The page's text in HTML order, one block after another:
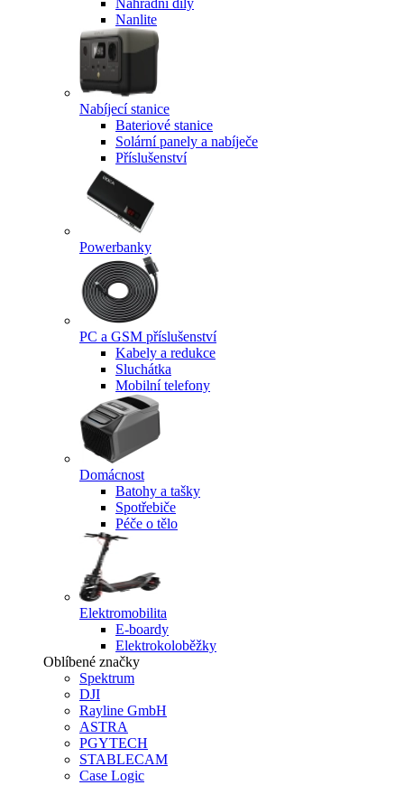
Náhradní díly
Nanlite
Nabíjecí stanice
Bateriové stanice
Solární panely a nabíječe
Příslušenství
Powerbanky
PC a GSM příslušenství
Kabely a redukce
Sluchátka
Mobilní telefony
Domácnost
Batohy a tašky
Spotřebiče
Péče o tělo
Elektromobilita
E-boardy
Elektrokoloběžky
Oblíbené značky
Spektrum
DJI
Rayline GmbH
ASTRA
PGYTECH
STABLECAM
Case Logic